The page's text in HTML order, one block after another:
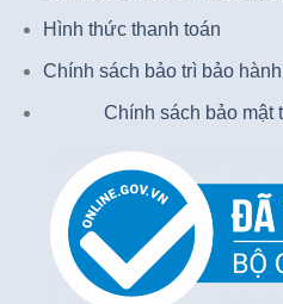
Hình thức thanh toán
Chính sách bảo trì bảo hành
Chính sách bảo mật